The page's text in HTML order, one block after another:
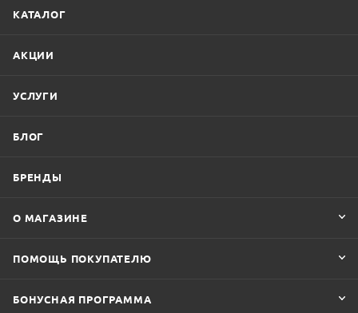
КАТАЛОГ
АКЦИИ
УСЛУГИ
БЛОГ
БРЕНДЫ
О МАГАЗИНЕ
ПОМОЩЬ ПОКУПАТЕЛЮ
БОНУСНАЯ ПРОГРАММА